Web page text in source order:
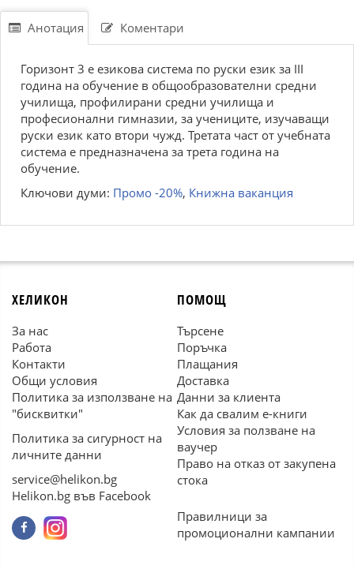
Анотация Коментари
Горизонт 3 е езикова система по руски език за III
година на обучение в общообразователни средни
училища, профилирани средни училища и
професионални гимназии, за учениците, изучаващи
руски език като втори чужд. Третата част от учебната
система е предназначена за трета година на
обучение.
Ключови думи: Промо -20%, Книжна ваканция
ХЕЛИКОН
За нас
Работа
Контакти
Общи условия
Политика за използване на
"бисквитки"
Политика за сигурност на
личните данни
service@helikon.bg
Helikon.bg във Facebook
ПОМОЩ
Търсене
Поръчка
Плащания
Доставка
Данни за клиента
Как да свалим е-книги
Условия за ползване на
ваучер
Право на отказ от закупена
стока
Правилници за
промоционални кампании